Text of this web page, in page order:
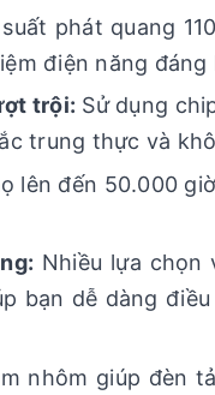
phát quang
điện năng đáng
trội: Sử dụng
trung thực và
lên đến 50.000
Nhiều lựa chọn
bạn dễ dàng
nhôm giúp đèn